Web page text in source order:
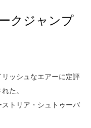
クジャンプ
ッシュなエアーに定評
た。
トリア・シュトゥーバ